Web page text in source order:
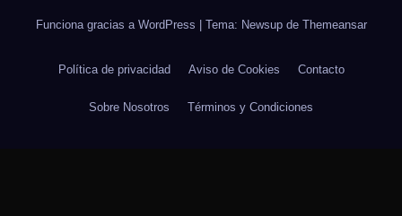
Funciona gracias a WordPress Tema: Newsup de Themeansar
Política de privacidad Aviso de Cookies Contacto
Sobre Nosotros Términos y Condiciones